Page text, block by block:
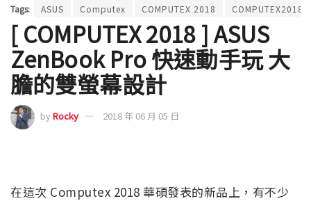
Tags: ASUS Computex COMPUTEX 2018 COMPUTEX2018
[ COMPUTEX 2018 ] ASUS
ZenBook Pro 快速動手玩 大
膽的雙螢幕設計
byRocky 2018 年 06 月 05 日
在這次 Computex 2018 華碩發表的新品上，有不少